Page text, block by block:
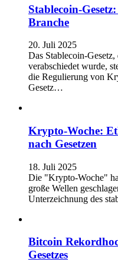
Stablecoin-
Branche
20. Juli 2025
Das Stablecoin-
verabschiedet wurde,
die Regulierung von
Gesetz…
Krypto-Woche:
nach Gesetzen
18. Juli 2025
Die "Krypto-Woche"
große Wellen
Unterzeichnung des
Bitcoin
Gesetzes